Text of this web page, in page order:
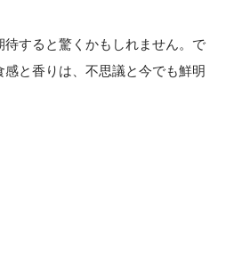
すると驚くかもしれません。で
と香りは、不思議と今でも鮮明